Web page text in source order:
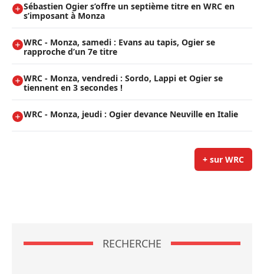
Sébastien Ogier s’offre un septième titre en WRC en
s’imposant à Monza
WRC - Monza, samedi : Evans au tapis, Ogier se
rapproche d’un 7e titre
WRC - Monza, vendredi : Sordo, Lappi et Ogier se
tiennent en 3 secondes !
WRC - Monza, jeudi : Ogier devance Neuville en Italie
+ sur WRC
RECHERCHE